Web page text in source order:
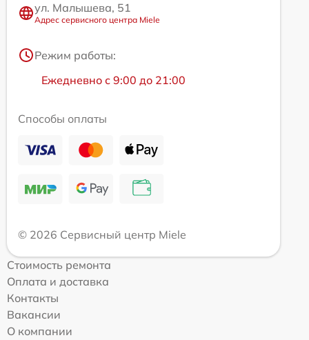
ул. Малышева, 51
Адрес сервисного центра Miele
Режим работы:
Ежедневно с 9:00 до 21:00
Способы оплаты
© 2026 Сервисный центр Miele
Стоимость ремонта
Оплата и доставка
Контакты
Вакансии
О компании